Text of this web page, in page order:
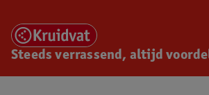
Steeds verrassend, altijd